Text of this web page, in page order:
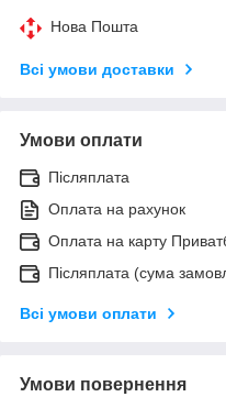
Нова Пошта
Всі умови доставки
Умови оплати
Післяплата
Оплата на рахунок
Оплата на карту
Післяплата (сума
Всі умови оплати
Умови повернення